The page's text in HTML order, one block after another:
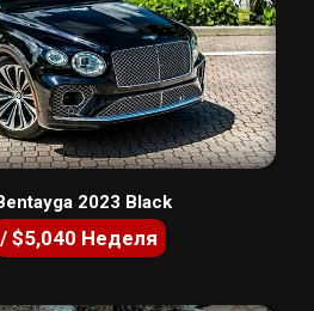
2023 Black
/ $5,040 Неделя